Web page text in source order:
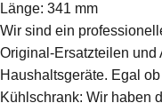
Länge: 341 mm
Wir sind ein
Original-Ersatzteilen und
Haushaltsgeräte. Egal
Kühlschrank: Wir haben